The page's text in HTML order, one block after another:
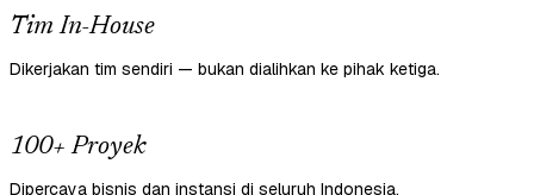
Tim In-House
Dikerjakan tim sendiri — bukan dialihkan ke pihak ketiga.
100+ Proyek
Dipercaya bisnis dan instansi di seluruh Indonesia.